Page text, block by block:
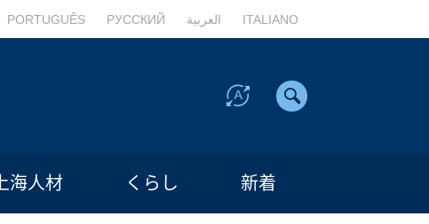
PORTUGUÊS РУССКИЙ العربية ITALIANO
上海人材 くらし 新着